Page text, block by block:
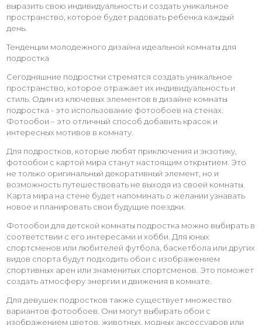
выразить свою индивидуальность и создать уникальное
пространство, которое будет радовать ребенка каждый
день.
Тенденции молодежного дизайна идеальной комнаты для
подростка
Сегодняшние подростки стремятся создать уникальное
пространство, которое отражает их индивидуальность и
стиль. Один из ключевых элементов в дизайне комнаты
подростка - это использование фотообоев на стенах.
Фотообои – это отличный способ добавить красок и
интересных мотивов в комнату.
Для подростков, которые любят приключения и экзотику,
фотообои с картой мира станут настоящим открытием. Это
не только оригинальный декоративный элемент, но и
возможность путешествовать не выходя из своей комнаты.
Карта мира на стене будет напоминать о желании узнавать
новое и планировать свои будущие поездки.
Фотообои для детской комнаты подростка можно выбирать в
соответствии с его интересами и хобби. Для юных
спортсменов или любителей футбола, баскетбола или других
видов спорта будут подходить обои с изображением
спортивных арен или знаменитых спортсменов. Это поможет
создать атмосферу энергии и движения в комнате.
Для девушек подростков также существует множество
вариантов фотообоев. Они могут выбирать обои с
изображением цветов, животных, модных аксессуаров или